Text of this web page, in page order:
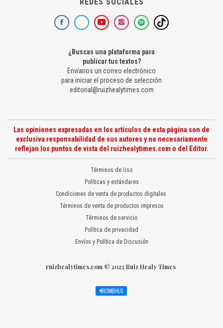
¿Buscas una plataforma para
publicar tus textos?
Envíanos un correo electrónico
para iniciar el proceso de selección
editorial@ruizhealytimes.com
Las opiniones expresadas en los artículos de esta página son de
exclusiva responsabilidad de sus autores y no necesariamente
reflejan los puntos de vista del ruizhealytimes.com o del Editor.
Términos de Uso
Políticas y estándares
Condiciones de venta de productos digitales
Términos de venta de productos impresos
Términos de servicio
Política de privacidad
Envíos y Política de Discusión
ruizhealytimes.com © 2023 Ruiz Healy Times